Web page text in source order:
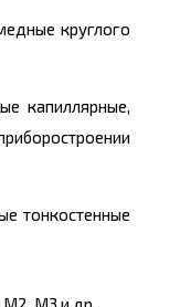
круглого
капиллярные,
тонкостенные